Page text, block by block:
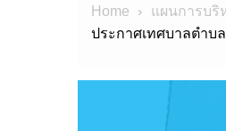
Home แผนการบ
ประกาศเทศบาลตำบ